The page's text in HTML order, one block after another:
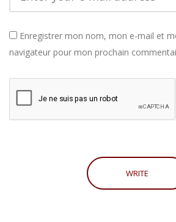
Enregistrer mon nom, mon e-mail et
navigateur pour mon prochain